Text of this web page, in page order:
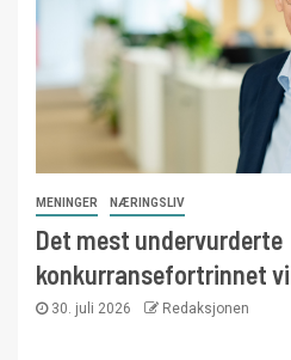
MENINGER NÆRINGSLIV
Det mest undervurderte
konkurransefortrinnet
30. juli 2026 Redaksjonen